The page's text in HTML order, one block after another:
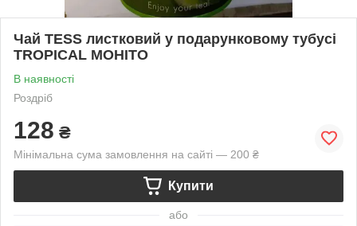
Чай ТЕSS листковий у подарунковому тубусі
TROPICAL MOHITO
В наявності
Роздріб
128 ₴
Мінімальна сума замовлення на сайті — 200 ₴
Купити
або